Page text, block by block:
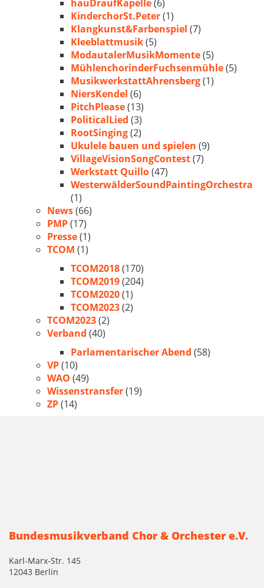
hauDraufKapelle(6)
KinderchorSt.Peter(1)
Klangkunst&Farbenspiel (7)
Kleeblattmusik(5)
ModautalerMusikMomente(5)
MühlenchorinderFuchsenmühle(5)
MusikwerkstattAhrensberg(1)
NiersKendel (6)
PitchPlease(13)
PoliticalLied (3)
RootSinging(2)
Ukulele bauen und spielen (9)
VillageVisionSongContest(7)
Werkstatt Quillo(47)
WesterwälderSoundPaintingOrchestra
(1)
News(66)
PMP(17)
Presse(1)
TCOM (1)
TCOM2018(170)
TCOM2019(204)
TCOM2020(1)
TCOM2023(2)
TCOM2023(2)
Verband (40)
Parlamentarischer Abend (58)
VP(10)
WAO (49)
Wissenstransfer(19)
ZP(14)
Bundesmusikverband Chor & Orchester e.V.
Karl-Marx-Str. 145
12043 Berlin